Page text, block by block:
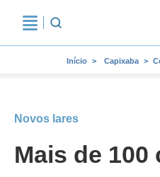
Início Capixaba
Novos lares
Mais de